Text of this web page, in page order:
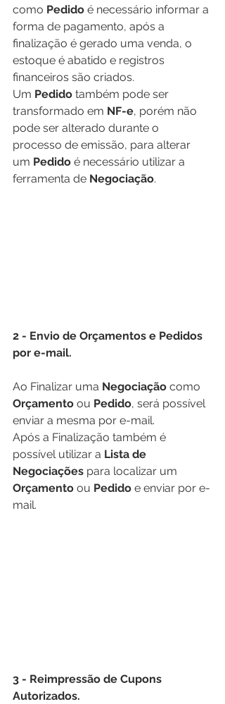
como Pedido é necessário informar a
forma de pagamento, após a
finalização é gerado uma venda, o
estoque é abatido e registros
financeiros são criados.
Um Pedido também pode ser
transformado em NF-e, porém não
pode ser alterado durante o
processo de emissão, para alterar
um Pedido é necessário utilizar a
ferramenta de Negociação.
2 - Envio de Orçamentos e Pedidos
por e-mail.
Ao Finalizar uma Negociação como
Orçamento ou Pedido, será possível
enviar a mesma por e-mail.
Após a Finalização também é
possível utilizar a Lista de
Negociações para localizar um
Orçamento ou Pedido e enviar por e-
mail.
3 - Reimpressão de Cupons
Autorizados.